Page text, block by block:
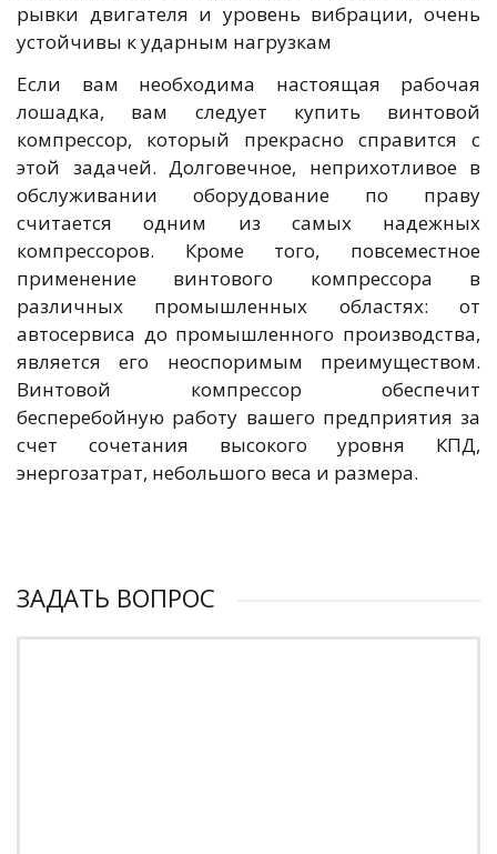
рывки двигателя и уровень вибрации, очень
устойчивы к ударным нагрузкам
Если вам необходима настоящая рабочая
лошадка, вам следует купить винтовой
компрессор, который прекрасно справится с
этой задачей. Долговечное, неприхотливое в
обслуживании оборудование по праву
считается одним из самых надежных
компрессоров. Кроме того, повсеместное
применение винтового компрессора в
различных промышленных областях: от
автосервиса до промышленного производства,
является его неоспоримым преимуществом.
Винтовой компрессор обеспечит
бесперебойную работу вашего предприятия за
счет сочетания высокого уровня КПД,
энергозатрат, небольшого веса и размера.
ЗАДАТЬ ВОПРОС